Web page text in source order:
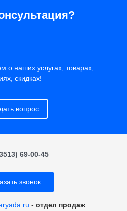
о наших услугах, товарах,
скидках!
вопрос
69-00-45
звонок
- отдел продаж